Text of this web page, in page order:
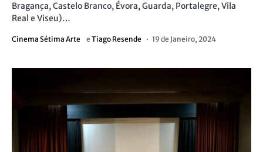
Bragança, Castelo Branco, Évora, Guarda, Portalegre, Vila
Real e Viseu)…
Cinema Sétima Arte e Tiago Resende 19 de Janeiro, 2024